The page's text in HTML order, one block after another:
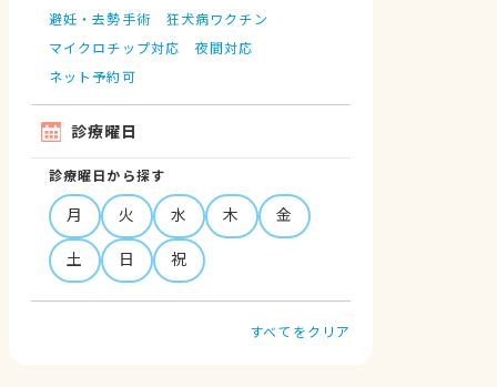
避妊・去勢手術
狂犬病ワクチン
マイクロチップ対応
夜間対応
ネット予約可
診療曜日
診療曜日から探す
月 火 水 木
金
土
日 祝
すべてをクリア